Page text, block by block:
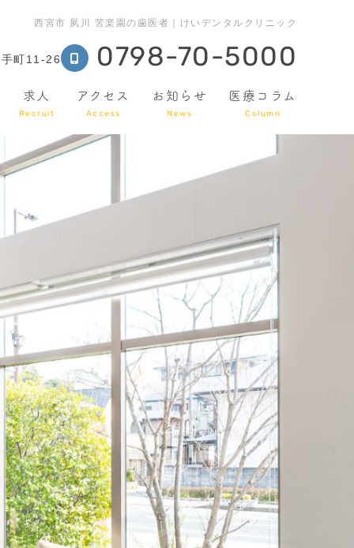
西宮市 夙川 苦楽園の歯医者｜けいデンタルクリニック
町11-26 0798-70-5000
求人
Recruit
アクセス
Access
お知らせ
News
医療コラム
Column